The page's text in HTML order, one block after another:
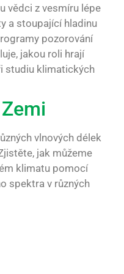
vědci z vesmíru lépe
a stoupající hladinu
pozorování
jakou roli hrají
studiu klimatických
vlnových délek
jak můžeme
klimatu pomocí
spektra v různých